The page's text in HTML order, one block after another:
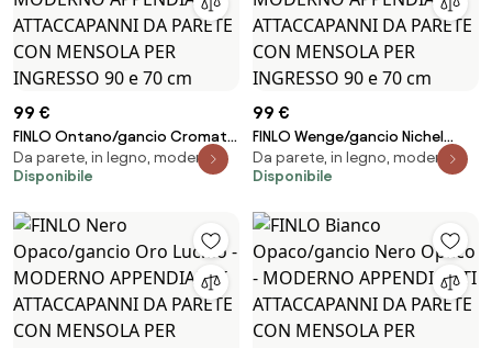
99 €
FINLO Ontano/gancio Cromato
Lucido - MODERNO APPENDIABITI
ATTACCAPANNI DA PARETE CON
cm
Da parete, in legno, moderno
Disponibile
99 €
FINLO Wenge/gancio Nichel
Satinato - MODERNO
APPENDIABITI ATTACCAPANNI DA
INGRESSO 90 e 70 cm
Da parete, in legno, moderno
Disponibile